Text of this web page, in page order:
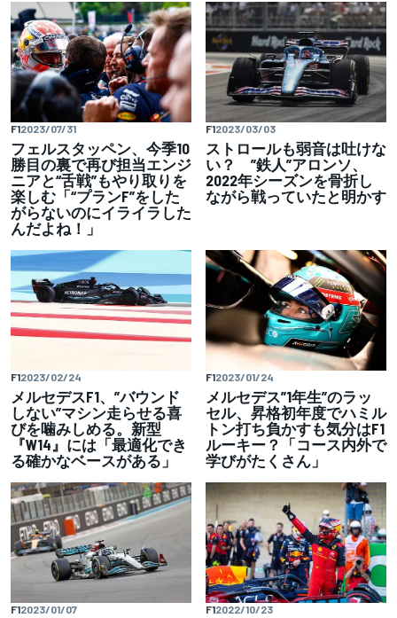
F12023/07/31
フェルスタッペン、今季10
勝目の裏で再び担当エンジ
ニアと“舌戦”もやり取りを
楽しむ「“プランF”をした
がらないのにイライラした
んだよね！」
F12023/03/03
ストロールも弱音は吐けな
い？ ”鉄人”アロンソ、
2022年シーズンを骨折し
ながら戦っていたと明かす
F12023/02/24
メルセデスF1、”バウンド
しない”マシン走らせる喜
びを噛みしめる。新型
『W14』には「最適化でき
る確かなベースがある」
F12023/01/24
メルセデス”1年生”のラッ
セル、昇格初年度でハミル
トン打ち負かすも気分はF1
ルーキー？「コース内外で
学びがたくさん」
F12023/01/07 F12022/10/23